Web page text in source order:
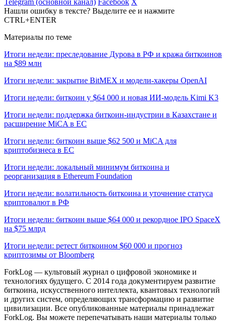
Telegram (основной канал) Facebook X
Нашли ошибку в тексте? Выделите ее и нажмите
CTRL+ENTER
Материалы по теме
Итоги недели: преследование Дурова в РФ и кража биткоинов
на $89 млн
Итоги недели: закрытие BitMEX и модели-хакеры OpenAI
Итоги недели: биткоин у $64 000 и новая ИИ-модель Kimi K3
Итоги недели: поддержка биткоин-индустрии в Казахстане и
расширение MiCA в ЕС
Итоги недели: биткоин выше $62 500 и MiCA для
криптобизнеса в ЕС
Итоги недели: локальный минимум биткоина и
реорганизация в Ethereum Foundation
Итоги недели: волатильность биткоина и уточнение статуса
криптовалют в РФ
Итоги недели: биткоин выше $64 000 и рекордное IPO SpaceX
на $75 млрд
Итоги недели: ретест биткоином $60 000 и прогноз
криптозимы от Bloomberg
ForkLog — культовый журнал о цифровой экономике и
технологиях будущего. С 2014 года документируем развитие
биткоина, искусственного интеллекта, квантовых технологий
и других систем, определяющих трансформацию и развитие
цивилизации. Все опубликованные материалы принадлежат
ForkLog. Вы можете перепечатывать наши материалы только